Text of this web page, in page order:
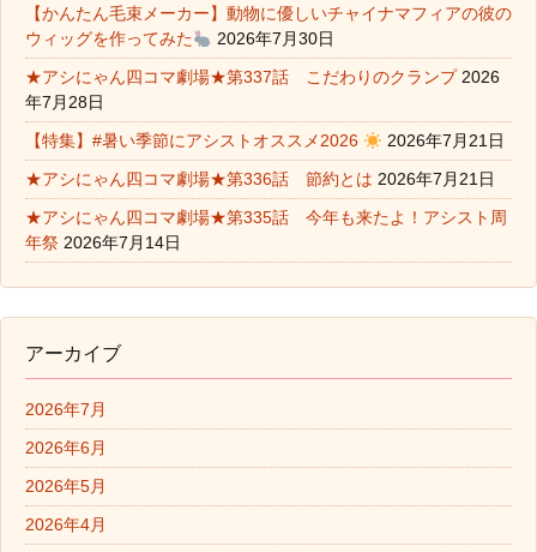
【かんたん毛束メーカー】動物に優しいチャイナマフィアの彼の
ウィッグを作ってみた
2026年7月30日
★アシにゃん四コマ劇場★第337話 こだわりのクランプ 2026
年7月28日
【特集】#暑い季節にアシストオススメ2026
2026年7月21日
★アシにゃん四コマ劇場★第336話 節約とは 2026年7月21日
★アシにゃん四コマ劇場★第335話 今年も来たよ！アシスト周
年祭 2026年7月14日
アーカイブ
2026年7月
2026年6月
2026年5月
2026年4月